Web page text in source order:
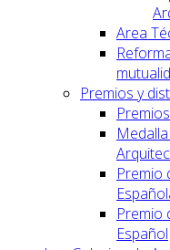
Area
Premios y
Premio
Premio
Español